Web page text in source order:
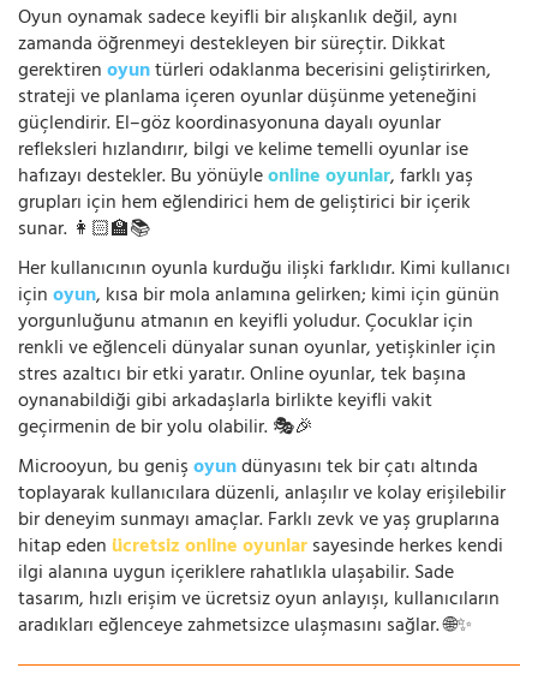
Oyun oynamak sadece keyifli bir alışkanlık değil, aynı
zamanda öğrenmeyi destekleyen bir süreçtir. Dikkat
gerektirenoyuntürleri odaklanma becerisini geliştirirken,
strateji ve planlama içeren oyunlar düşünme yeteneğini
güçlendirir. El–göz koordinasyonuna dayalı oyunlar
refleksleri hızlandırır, bilgi ve kelime temelli oyunlar ise
hafızayı destekler. Bu yönüyleonline oyunlar, farklı yaş
grupları için hem eğlendirici hem de geliştirici bir içerik
sunar. 👩🏻‍🏫📚
Her kullanıcının oyunla kurduğu ilişki farklıdır. Kimi kullanıcı
içinoyun, kısa bir mola anlamına gelirken; kimi için günün
yorgunluğunu atmanın en keyifli yoludur. Çocuklar için
renkli ve eğlenceli dünyalar sunan oyunlar, yetişkinler için
stres azaltıcı bir etki yaratır. Online oyunlar, tek başına
oynanabildiği gibi arkadaşlarla birlikte keyifli vakit
geçirmenin de bir yolu olabilir. 🎭🎉
Microoyun, bu genişoyundünyasını tek bir çatı altında
toplayarak kullanıcılara düzenli, anlaşılır ve kolay erişilebilir
bir deneyim sunmayı amaçlar. Farklı zevk ve yaş gruplarına
hitap eden ücretsiz online oyunlarsayesinde herkes kendi
ilgi alanına uygun içeriklere rahatlıkla ulaşabilir. Sade
tasarım, hızlı erişim ve ücretsiz oyun anlayışı, kullanıcıların
aradıkları eğlenceye zahmetsizce ulaşmasını sağlar. 🌐✨